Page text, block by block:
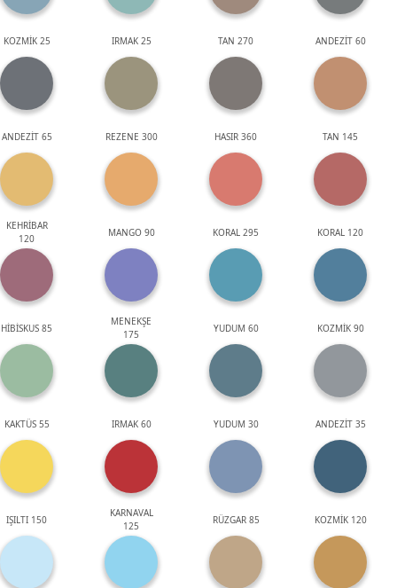
KOZMİK 25 IRMAK 25 TAN 270 ANDEZİT 60
ANDEZİT 65 REZENE 300 HASIR 360 TAN 145
KEHRİBAR
120
MANGO 90 KORAL 295 KORAL 120
HİBİSKUS 85
MENEKŞE
175
YUDUM 60 KOZMİK 90
KAKTÜS 55 IRMAK 60 YUDUM 30 ANDEZİT 35
IŞILTI 150
KARNAVAL
125
RÜZGAR 85 KOZMİK 120